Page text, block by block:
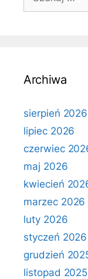
Archiwa
sierpień 2026
lipiec 2026
czerwiec
maj 2026
kwiecień
marzec 2026
luty 2026
styczeń 2026
grudzień
listopad 2025